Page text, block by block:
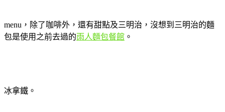
menu，除了咖啡外，還有甜點及三明治，沒想到三明治的麵
包是使用之前去過的雨人麵包餐館 。
冰拿鐵。